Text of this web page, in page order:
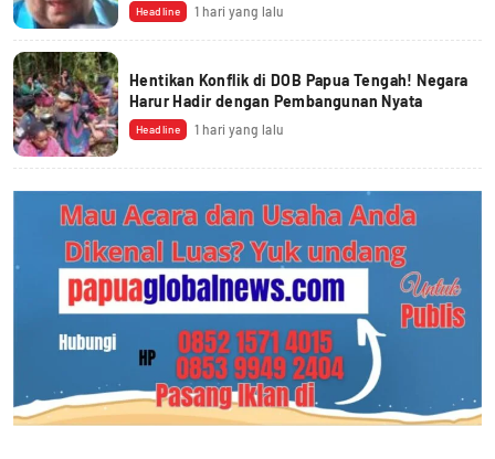
Headline 1 hari yang lalu
Hentikan Konflik di DOB Papua Tengah! Negara
Harur Hadir dengan Pembangunan Nyata
Headline 1 hari yang lalu